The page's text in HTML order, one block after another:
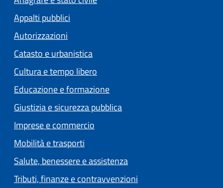
Appalti pubblici
Autorizzazioni
Catasto e urbanistica
Cultura e tempo libero
Educazione e formazione
Giustizia e sicurezza pubblica
Imprese e commercio
Mobilità e trasporti
Salute, benessere e assistenza
Tributi, finanze e contravvenzioni